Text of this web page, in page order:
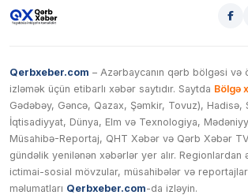
Qerbxeber.com – Azərbaycanın qərb bölgəsi və
izləmək üçün etibarlı xəbər saytıdır. Saytda Bölgə
Gədəbəy, Gəncə, Qazax, Şəmkir, Tovuz), Hadisə,
İqtisadiyyat, Dünya, Elm və Texnologiya,
Müsahibə-Reportaj, QHT Xəbər və Qərb Xəbər
gündəlik yenilənən xəbərlər yer alır. Regionlardan
ictimai-sosial mövzular, müsahibələr və
məlumatları Qerbxeber.com-da izləyin.